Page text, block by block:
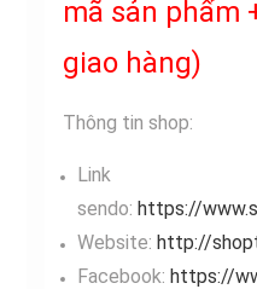
mã sản phẩm
giao hàng)
Thông tin shop:
Link
sendo: https://
Website: http://
Facebook: https://